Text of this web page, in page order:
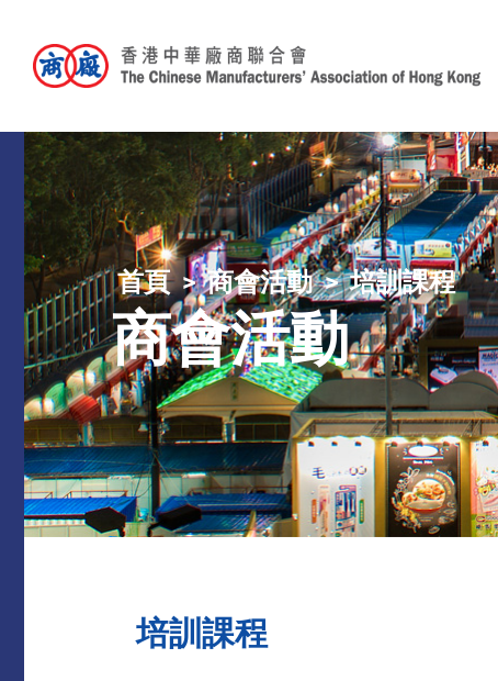
首頁 商會活動 培訓課程
商會活動
培訓課程